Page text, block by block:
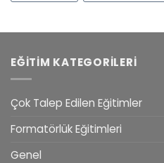
EĞITIM KATEGORILERI
Çok Talep Edilen Eğitimler
Formatörlük Eğitimleri
Genel